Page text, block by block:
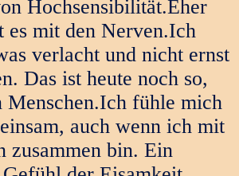
Hochsensibilität.Eher
es mit den Nerven.Ich
verlacht und nicht ernst
Das ist heute noch so,
Menschen.Ich fühle mich
auch wenn ich mit
zusammen bin. Ein